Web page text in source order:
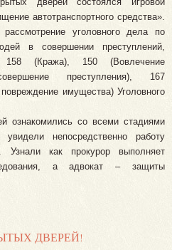
автотранспортного средства».
уголовного дела по
в совершении преступлений,
158 (Кража), 150 (Вовлечение
преступления), 167
имущества) Уголовного
ознакомились со всеми стадиями
увидели непосредственно работу
как прокурор выполняет
а адвокат – защиты
ДВЕРЕЙ!